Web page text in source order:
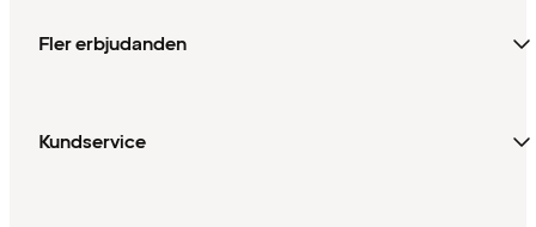
Fler erbjudanden
Kundservice